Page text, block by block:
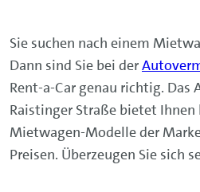
Sie suchen nach einem
Dann sind Sie bei der
Rent-a-Car genau richtig. Das
Raistinger Straße bietet
Mietwagen-Modelle der
Preisen. Überzeugen Sie sich